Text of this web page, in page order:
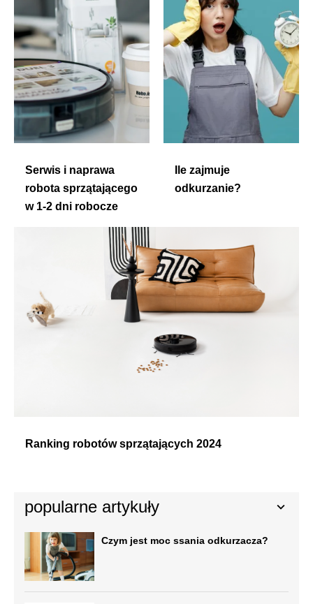
popularne artykuły
Czym jest moc ssania odkurzacza?
Serwis i naprawa
robota sprzątającego
w 1-2 dni robocze
Ile zajmuje
odkurzanie?
Ranking robotów sprzątających 2024